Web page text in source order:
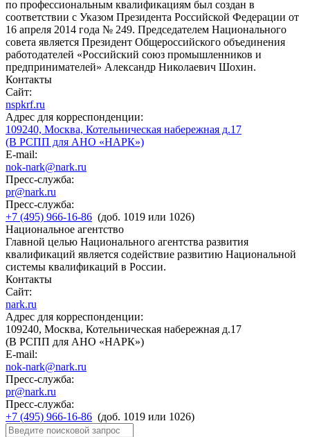
по профессиональным квалификациям был создан в
соответствии с Указом Президента Российской Федерации от
16 апреля 2014 года № 249. Председателем Национального
совета является Президент Общероссийского объединения
работодателей «Российский союз промышленников и
предпринимателей» Александр Николаевич Шохин.
Контакты
Сайт:
nspkrf.ru
Адрес для корреспонденции:
109240, Москва, Котельническая набережная д.17
(В РСПП для АНО «НАРК»)
E-mail:
nok-nark@nark.ru
Пресс-служба:
pr@nark.ru
Пресс-служба:
+7 (495) 966-16-86 (доб. 1019 или 1026)
Национальное агентство
Главной целью Национального агентства развития
квалификаций является содействие развитию Национальной
системы квалификаций в России.
Контакты
Сайт:
nark.ru
Адрес для корреспонденции:
109240, Москва, Котельническая набережная д.17
(В РСПП для АНО «НАРК»)
E-mail:
nok-nark@nark.ru
Пресс-служба:
pr@nark.ru
Пресс-служба:
+7 (495) 966-16-86 (доб. 1019 или 1026)